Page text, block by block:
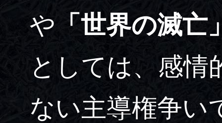
や 「世界の滅亡
としては、感情
ない主導権争い